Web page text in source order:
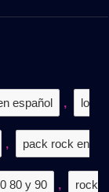
español , lo
, pack rock en
80 y 90 , rock